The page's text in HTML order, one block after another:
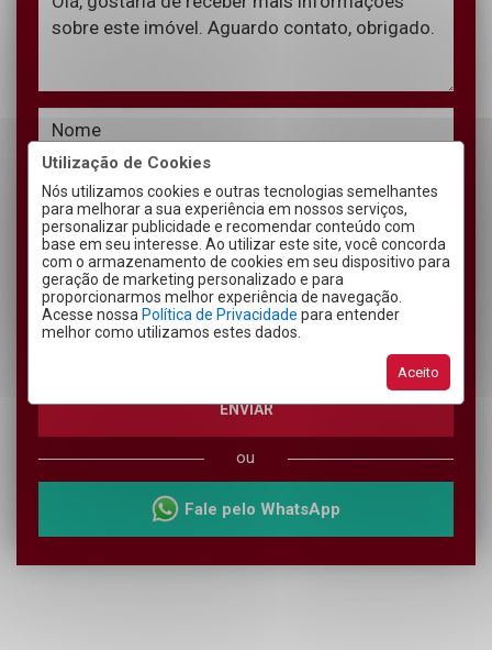
Utilização de Cookies
Nós utilizamos cookies e outras tecnologias semelhantes
para melhorar a sua experiência em nossos serviços,
personalizar publicidade e recomendar conteúdo com
base em seu interesse. Ao utilizar este site, você concorda
com o armazenamento de cookies em seu dispositivo para
geração de marketing personalizado e para
proporcionarmos melhor experiência de navegação.
Acesse nossa Política de Privacidade para entender
melhor como utilizamos estes dados.
Aceito
Declaro estar ciente que a ação de envio deste formulário
permite que eu seja contatado pela Imobiliária Sefrin,
assim como estar de acordo com o exposto nos
ENVIAR
ou
Fale pelo WhatsApp